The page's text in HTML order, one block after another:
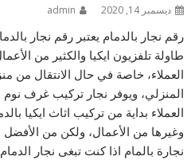
ديسمبر 14, 2020 admin
رقم نجار بالدمام يعتبر رقم نجار
طاولة تلفزيون ايكيا والكثير من
العملاء، خاصة في حال الانتقال من
المنزلي، ويوفر نجار تركيب غرف نوم
العملاء بداية من تركيب اثاث ايكيا
وغيرها من الأعمال، ولكن من
نجارة بالمام اذا كنت تبغى نجار